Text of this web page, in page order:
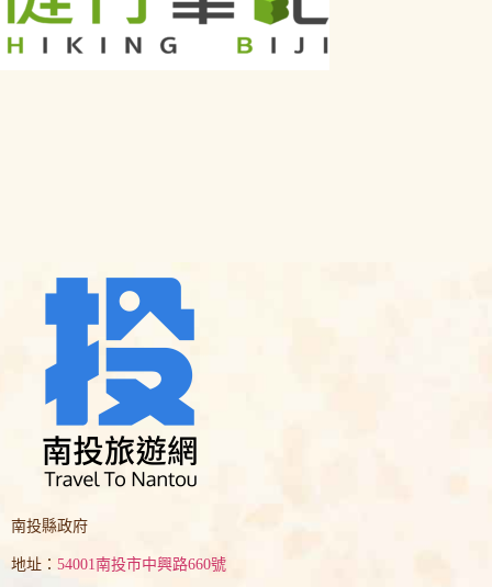
南投縣政府
地址： 54001南投市中興路660號